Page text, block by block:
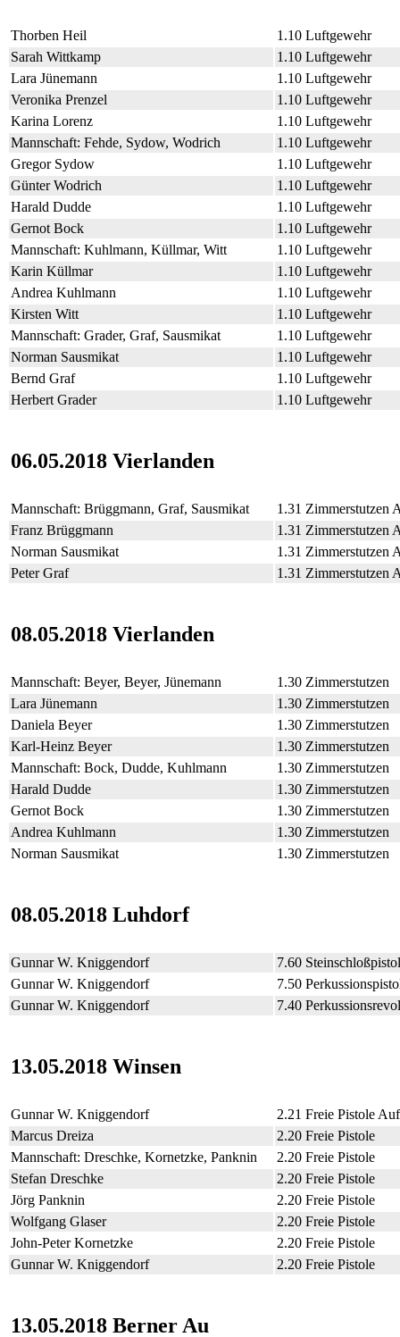
Thorben Heil
1.10 Luftgewehr
Sarah Wittkamp
1.10 Luftgewehr
Lara Jünemann
1.10 Luftgewehr
Veronika Prenzel
1.10 Luftgewehr
Karina Lorenz
1.10 Luftgewehr
Mannschaft: Fehde, Sydow, Wodrich
1.10 Luftgewehr
Gregor Sydow
1.10 Luftgewehr
Günter Wodrich
1.10 Luftgewehr
Harald Dudde
1.10 Luftgewehr
Gernot Bock
1.10 Luftgewehr
Mannschaft: Kuhlmann, Küllmar, Witt
1.10 Luftgewehr
Karin Küllmar
1.10 Luftgewehr
Andrea Kuhlmann
1.10 Luftgewehr
Kirsten Witt
1.10 Luftgewehr
Mannschaft: Grader, Graf, Sausmikat
1.10 Luftgewehr
Norman Sausmikat
1.10 Luftgewehr
Bernd Graf
1.10 Luftgewehr
Herbert Grader
1.10 Luftgewehr
06.05.2018 Vierlanden
Mannschaft: Brüggmann, Graf, Sausmikat
1.31 Zimmerstutzen
Franz Brüggmann
1.31 Zimmerstutzen
Norman Sausmikat
1.31 Zimmerstutzen
Peter Graf
1.31 Zimmerstutzen
08.05.2018 Vierlanden
Mannschaft: Beyer, Beyer, Jünemann
1.30 Zimmerstutzen
Lara Jünemann
1.30 Zimmerstutzen
Daniela Beyer
1.30 Zimmerstutzen
Karl-Heinz Beyer
1.30 Zimmerstutzen
Mannschaft: Bock, Dudde, Kuhlmann
1.30 Zimmerstutzen
Harald Dudde
1.30 Zimmerstutzen
Gernot Bock
1.30 Zimmerstutzen
Andrea Kuhlmann
1.30 Zimmerstutzen
Norman Sausmikat
1.30 Zimmerstutzen
08.05.2018 Luhdorf
Gunnar W. Kniggendorf
7.60
Gunnar W. Kniggendorf
7.50
Gunnar W. Kniggendorf
7.40
13.05.2018 Winsen
Gunnar W. Kniggendorf
2.21 Freie Pistole
Marcus Dreiza
2.20 Freie Pistole
Mannschaft: Dreschke, Kornetzke, Panknin
2.20 Freie Pistole
Stefan Dreschke
2.20 Freie Pistole
Jörg Panknin
2.20 Freie Pistole
Wolfgang Glaser
2.20 Freie Pistole
John-Peter Kornetzke
2.20 Freie Pistole
Gunnar W. Kniggendorf
2.20 Freie Pistole
13.05.2018 Berner Au